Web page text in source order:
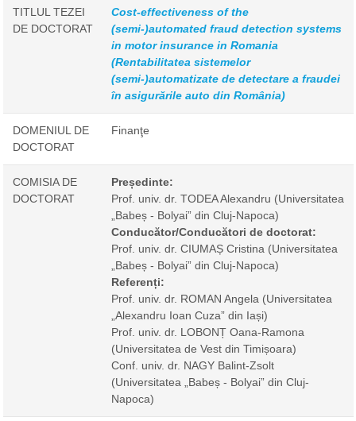
TITLUL TEZEI
DE DOCTORAT
Cost-effectiveness of the
(semi-)automated fraud detection systems
in motor insurance in Romania
(Rentabilitatea sistemelor
(semi-)automatizate de detectare a fraudei
în asigurările auto din România)
DOMENIUL DE
DOCTORAT
Finanţe
COMISIA DE
DOCTORAT
Președinte:
Prof. univ. dr. TODEA Alexandru (Universitatea
„Babeș - Bolyai” din Cluj-Napoca)
Conducător/Conducători de doctorat:
Prof. univ. dr. CIUMAȘ Cristina (Universitatea
„Babeș - Bolyai” din Cluj-Napoca)
Referenți:
Prof. univ. dr. ROMAN Angela (Universitatea
„Alexandru Ioan Cuza” din Iași)
Prof. univ. dr. LOBONȚ Oana-Ramona
(Universitatea de Vest din Timișoara)
Conf. univ. dr. NAGY Balint-Zsolt
(Universitatea „Babeș - Bolyai” din Cluj-
Napoca)